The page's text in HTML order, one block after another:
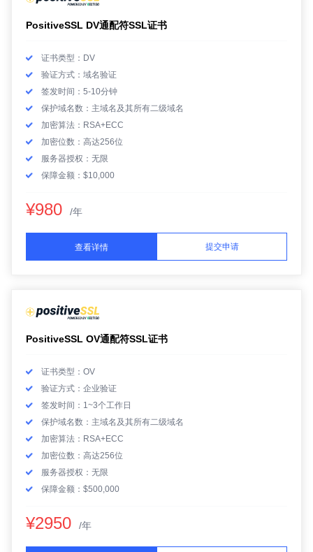
PositiveSSL DV通配符SSL证书
证书类型：DV
验证方式：域名验证
签发时间：5-10分钟
保护域名数：主域名及其所有二级域名
加密算法：RSA+ECC
加密位数：高达256位
服务器授权：无限
保障金额：$10,000
¥980 /年
查看详情 提交申请
PositiveSSL OV通配符SSL证书
证书类型：OV
验证方式：企业验证
签发时间：1~3个工作日
保护域名数：主域名及其所有二级域名
加密算法：RSA+ECC
加密位数：高达256位
服务器授权：无限
保障金额：$500,000
¥2950 /年